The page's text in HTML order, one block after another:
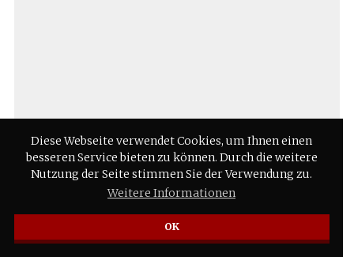
Diese Webseite verwendet Cookies, um Ihnen einen
besseren Service bieten zu können. Durch die weitere
Nutzung der Seite stimmen Sie der Verwendung zu.
Weitere Informationen
OK